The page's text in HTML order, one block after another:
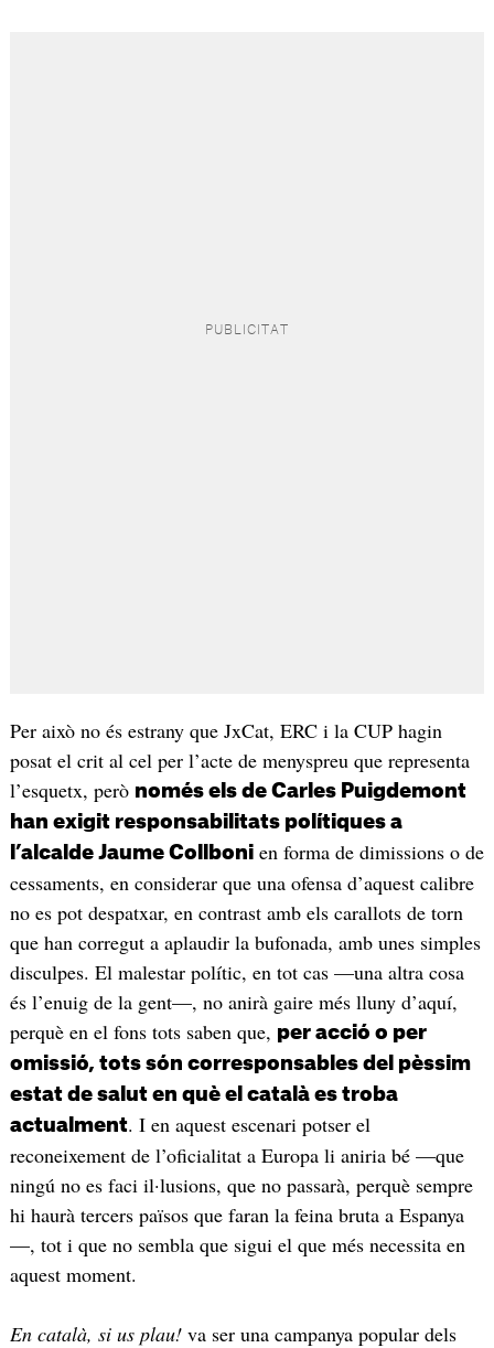
Per això no és estrany que JxCat, ERC i la CUP hagin
posat el crit al cel per l’acte de menyspreu que representa
l’esquetx, però només els de Carles Puigdemont
han exigit responsabilitats polítiques a
l’alcalde Jaume Collbonien forma de dimissions o de
cessaments, en considerar que una ofensa d’aquest calibre
no es pot despatxar, en contrast amb els carallots de torn
que han corregut a aplaudir la bufonada, amb unes simples
disculpes. El malestar polític, en tot cas —una altra cosa
és l’enuig de la gent—, no anirà gaire més lluny d’aquí,
perquè en el fons tots saben que, per acció o per
omissió, tots són corresponsables del pèssim
estat de salut en què el català es troba
actualment. I en aquest escenari potser el
reconeixement de l’oficialitat a Europa li aniria bé —que
ningú no es faci il·lusions, que no passarà, perquè sempre
hi haurà tercers països que faran la feina bruta a Espanya
—, tot i que no sembla que sigui el que més necessita en
aquest moment.
En català, si us plau!va ser una campanya popular dels